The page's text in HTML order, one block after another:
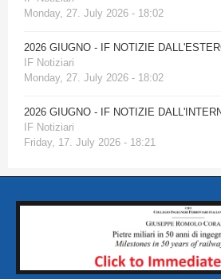
Monday, 27. July 2026 - 18:02
2026 GIUGNO - IF NOTIZIE
IF Notiziari
Monday, 27. July 2026 - 18:02
2026 GIUGNO - IF NOTIZIE
IF Notiziari
Friday, 17. July 2026 - 18:21